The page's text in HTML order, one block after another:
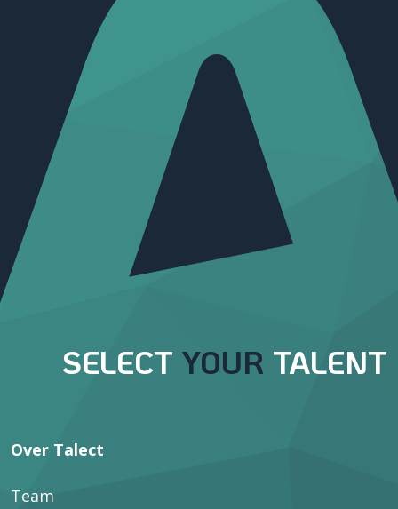
SELECT YOUR TALENT
Over Talect
Team